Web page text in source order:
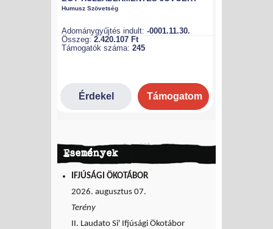
Események
IFJÚSÁGI ÖKOTÁBOR
2026. augusztus 07.
Terény
II. Laudato Si' Ifjúsági Ökotábor